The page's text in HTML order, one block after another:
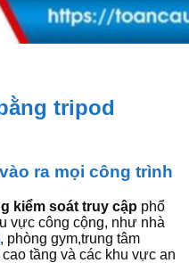
tripod
ra mọi công trình
kiểm soát truy cập phổ
vực công cộng, như nhà
, phòng gym,trung tâm
tầng và các khu vực an